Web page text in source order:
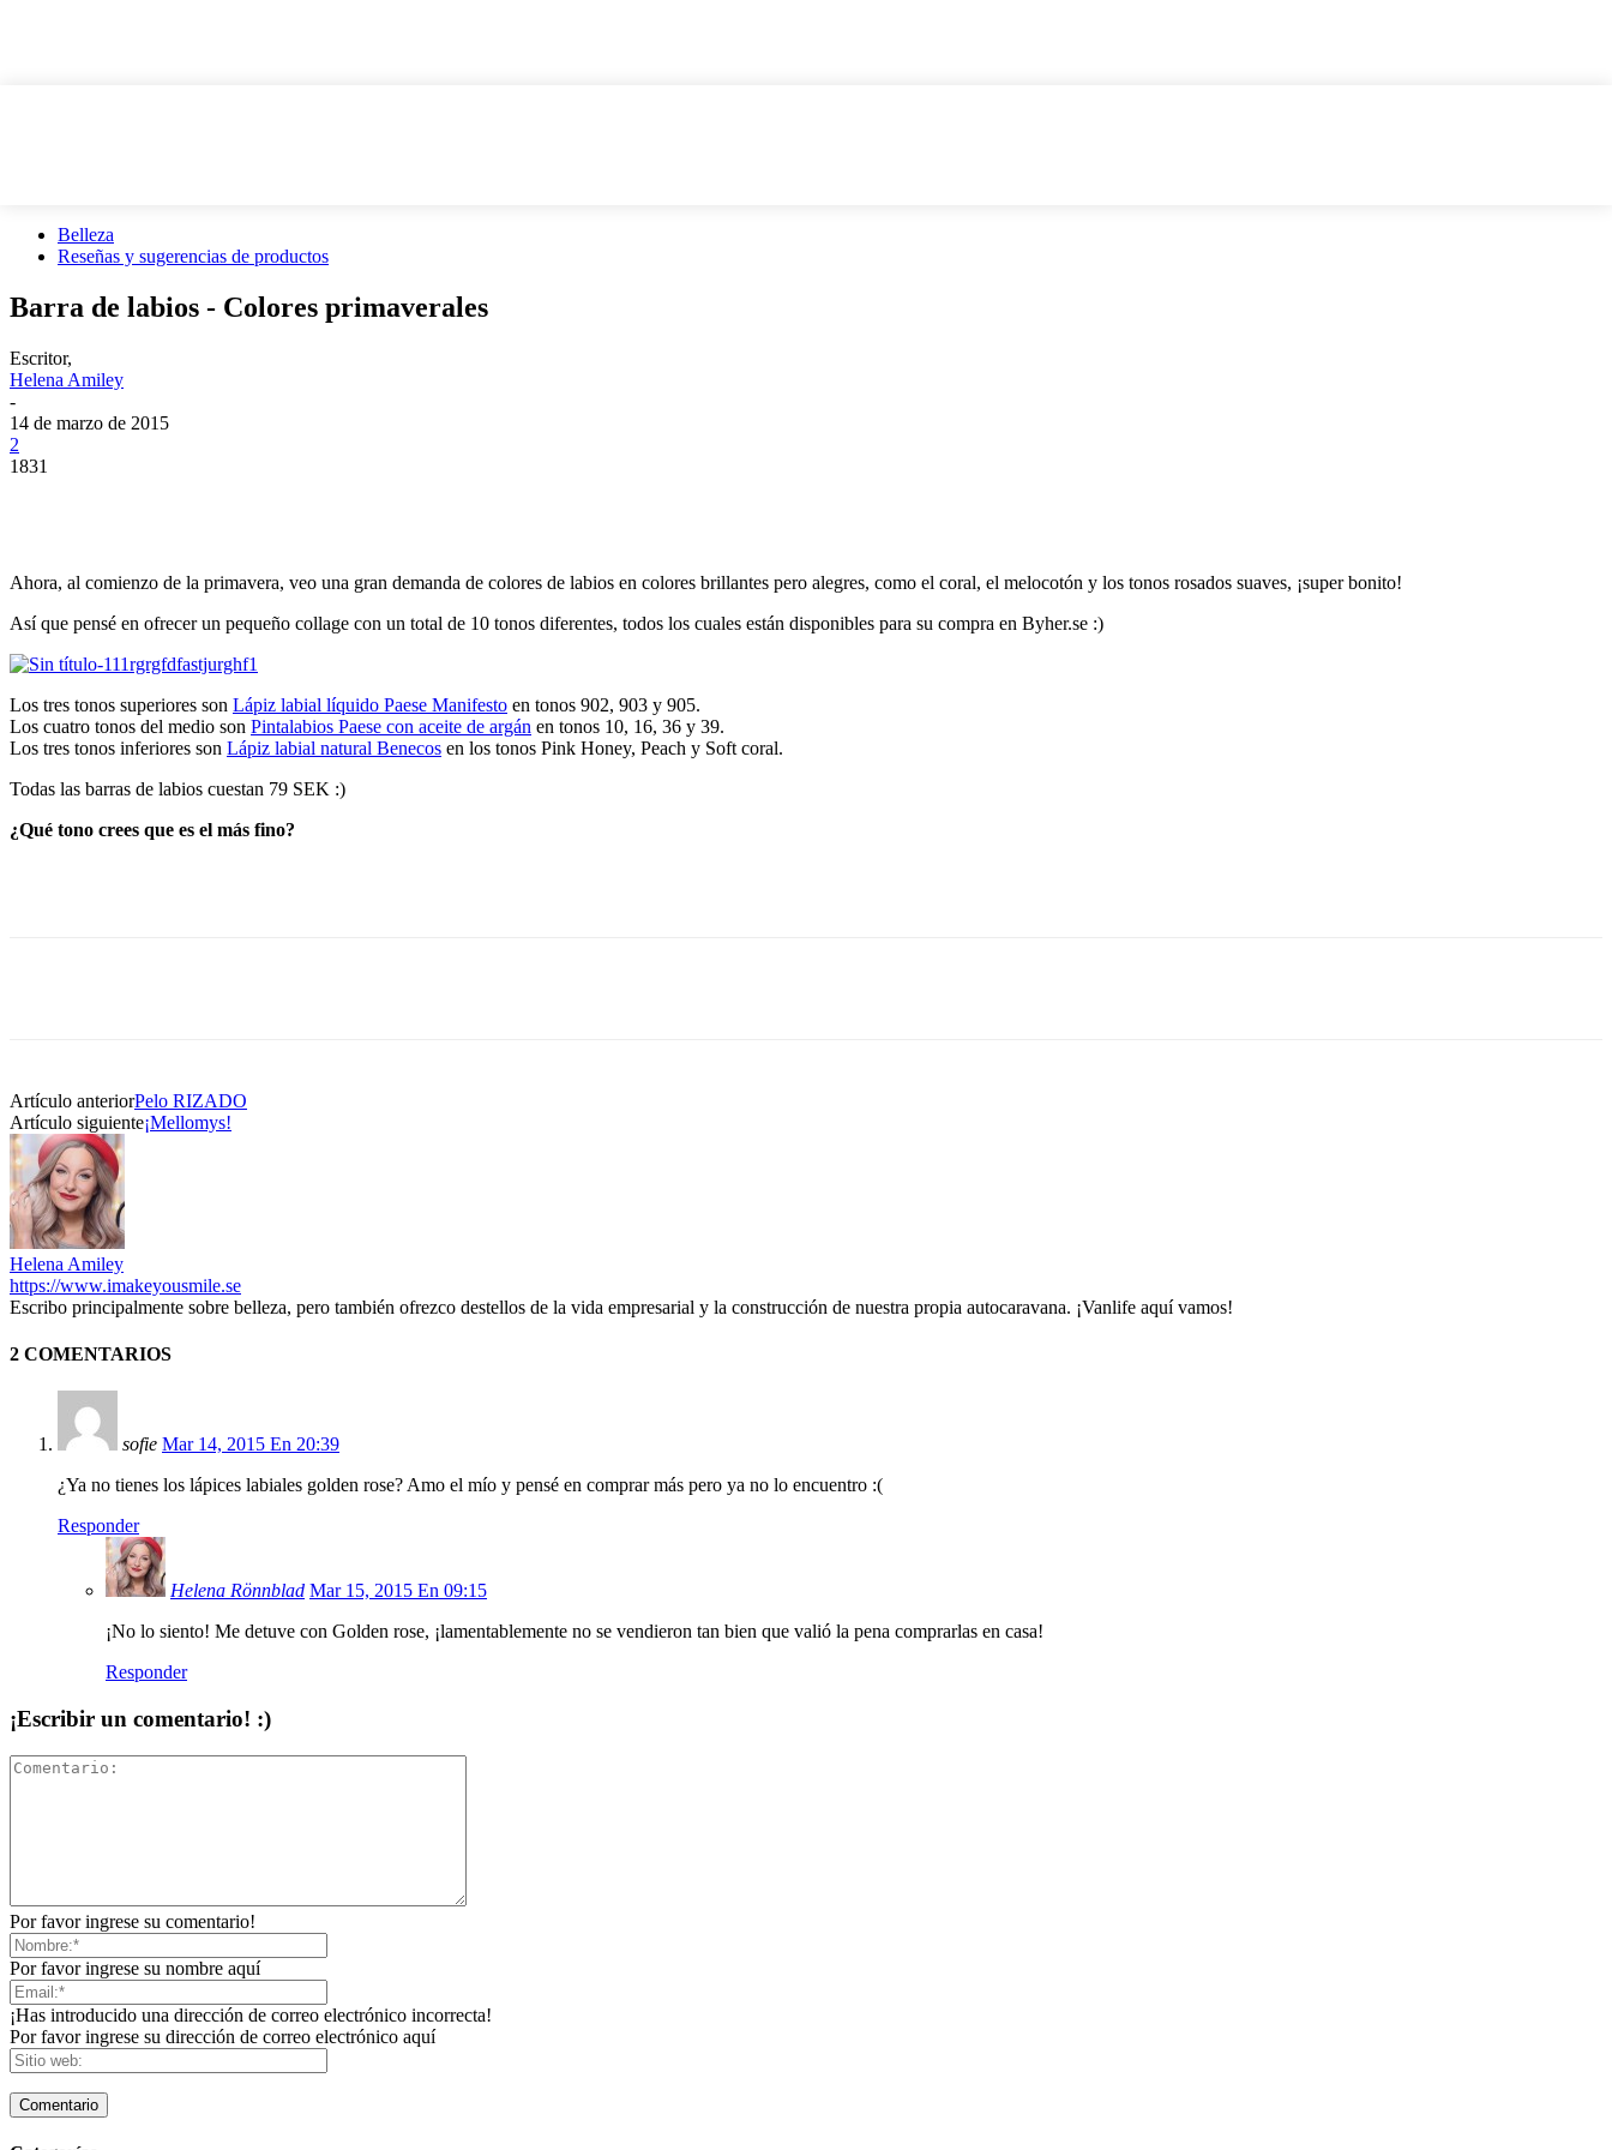
Belleza
Reseñas y sugerencias de productos
Barra de labios - Colores primaverales
Escritor,
Helena Amiley
-
14 de marzo de 2015
2
1831
Ahora, al comienzo de la primavera, veo una gran demanda de colores de labios en colores brillantes pero alegres, como el coral, el melocotón y los tonos rosados suaves, ¡super bonito!
Así que pensé en ofrecer un pequeño collage con un total de 10 tonos diferentes, todos los cuales están disponibles para su compra en Byher.se :)
Los tres tonos superiores son Lápiz labial líquido Paese Manifesto en tonos 902, 903 y 905.
Los cuatro tonos del medio son Pintalabios Paese con aceite de argán en tonos 10, 16, 36 y 39.
Los tres tonos inferiores son Lápiz labial natural Benecos en los tonos Pink Honey, Peach y Soft coral.
Todas las barras de labios cuestan 79 SEK :)
¿Qué tono crees que es el más fino?
Artículo anteriorPelo RIZADO
Artículo siguiente¡Mellomys!
Helena Amiley
https://www.imakeyousmile.se
Escribo principalmente sobre belleza, pero también ofrezco destellos de la vida empresarial y la construcción de nuestra propia autocaravana. ¡Vanlife aquí vamos!
2 COMENTARIOS
sofie Mar 14, 2015 En 20:39
¿Ya no tienes los lápices labiales golden rose? Amo el mío y pensé en comprar más pero ya no lo encuentro :(
Responder
Helena Rönnblad Mar 15, 2015 En 09:15
¡No lo siento! Me detuve con Golden rose, ¡lamentablemente no se vendieron tan bien que valió la pena comprarlas en casa!
Responder
¡Escribir un comentario! :)
Por favor ingrese su comentario!
Por favor ingrese su nombre aquí
¡Has introducido una dirección de correo electrónico incorrecta!
Por favor ingrese su dirección de correo electrónico aquí